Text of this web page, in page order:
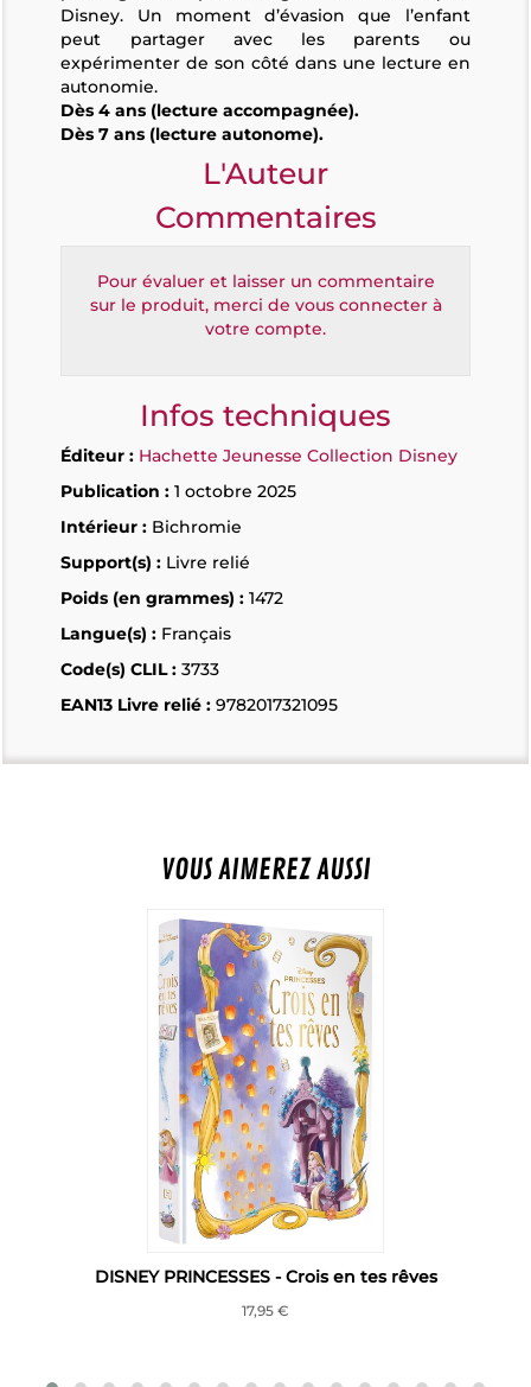
Disney. Un moment d’évasion que l’enfant
peut partager avec les parents ou
expérimenter de son côté dans une lecture en
autonomie.
Dès 4 ans (lecture accompagnée).
Dès 7 ans (lecture autonome).
L'Auteur
Commentaires
Pour évaluer et laisser un commentaire
sur le produit, merci de vous connecter à
votre compte.
Infos techniques
Éditeur : Hachette Jeunesse Collection Disney
Publication : 1 octobre 2025
Intérieur : Bichromie
Support(s) : Livre relié
Poids (en grammes) : 1472
Langue(s) : Français
Code(s) CLIL : 3733
EAN13 Livre relié : 9782017321095
VOUS AIMEREZ AUSSI
DISNEY PRINCESSES - Crois en tes rêves
17,95 €